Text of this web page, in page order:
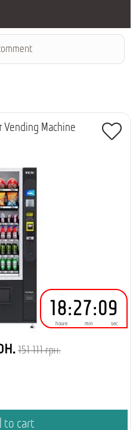
Vending Machine
18
houre
:27
min
:08
sec
151 111 грн.
to cart